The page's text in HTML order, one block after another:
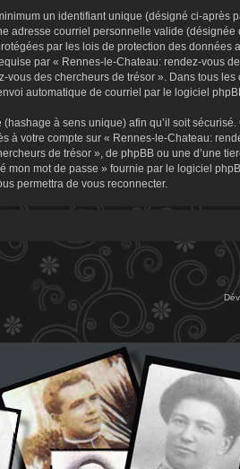
un identifiant unique (désigné ci-après
adresse courriel personnelle valide
par les lois de protection des
par « Rennes-le-Chateau: rendez-vous
vous des chercheurs de trésor ». Dans tous
automatique de courriel par le logiciel
(hashage à sens unique) afin qu’il soit
à votre compte sur « Rennes-le-Chateau:
de trésor », de phpBB ou une d’une
mon mot de passe » fournie par le logiciel
permettra de vous reconnecter.